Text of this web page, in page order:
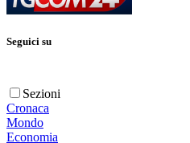
Seguici su
Sezioni
Cronaca
Mondo
Economia